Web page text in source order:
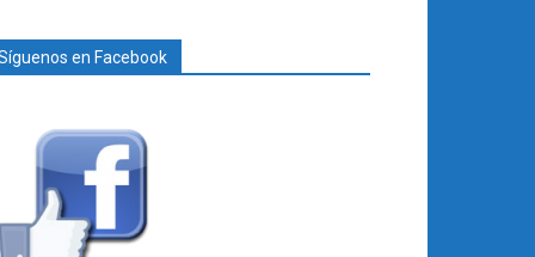
en Facebook